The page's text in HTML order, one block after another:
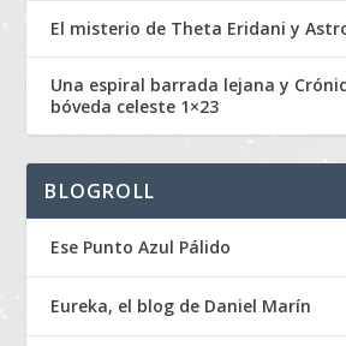
El misterio de Theta Eridani y
Una espiral barrada lejana y
bóveda celeste 1×23
BLOGROLL
Ese Punto Azul Pálido
Eureka, el blog de Daniel Marín